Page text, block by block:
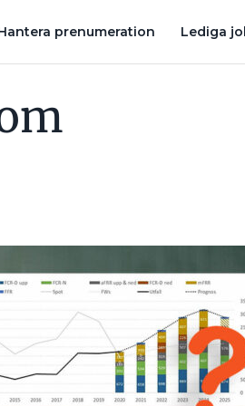
prenumeration Lediga
SJÄLV. HAR DU KOLL? QUIZ: